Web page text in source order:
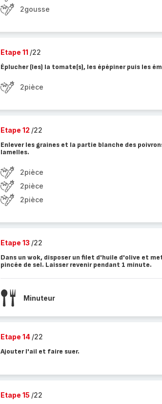
2gousse
Etape 11 /22
Éplucher (les) la tomate(s), les épépiner puis les
2pièce
Etape 12 /22
Enlever les graines et la partie blanche des
lamelles.
2pièce
2pièce
2pièce
Etape 13 /22
Dans un wok, disposer un filet d'huile d'olive et
pincée de sel. Laisser revenir pendant 1 minute.
Minuteur
Etape 14 /22
Ajouter l'ail et faire suer.
Etape 15 /22